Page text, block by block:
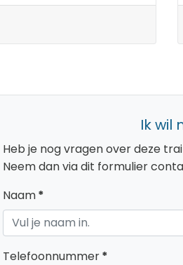
Ik wil
Heb je nog vragen over deze
Neem dan via dit formulier
Naam*
Telefoonnummer*